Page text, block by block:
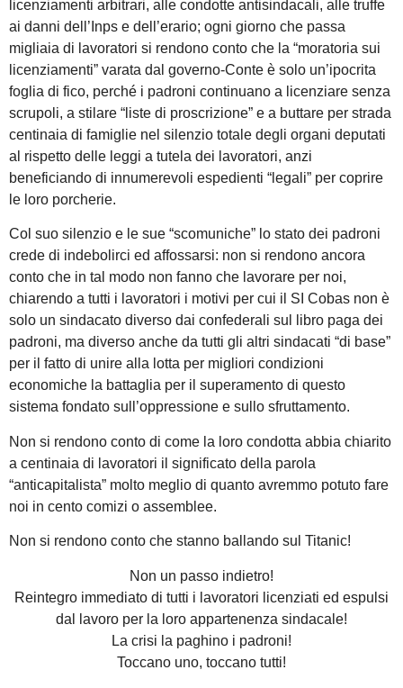
licenziamenti arbitrari, alle condotte antisindacali, alle truffe
ai danni dell’Inps e dell’erario; ogni giorno che passa
migliaia di lavoratori si rendono conto che la “moratoria sui
licenziamenti” varata dal governo-Conte è solo un’ipocrita
foglia di fico, perché i padroni continuano a licenziare senza
scrupoli, a stilare “liste di proscrizione” e a buttare per strada
centinaia di famiglie nel silenzio totale degli organi deputati
al rispetto delle leggi a tutela dei lavoratori, anzi
beneficiando di innumerevoli espedienti “legali” per coprire
le loro porcherie.
Col suo silenzio e le sue “scomuniche” lo stato dei padroni
crede di indebolirci ed affossarsi: non si rendono ancora
conto che in tal modo non fanno che lavorare per noi,
chiarendo a tutti i lavoratori i motivi per cui il SI Cobas non è
solo un sindacato diverso dai confederali sul libro paga dei
padroni, ma diverso anche da tutti gli altri sindacati “di base”
per il fatto di unire alla lotta per migliori condizioni
economiche la battaglia per il superamento di questo
sistema fondato sull’oppressione e sullo sfruttamento.
Non si rendono conto di come la loro condotta abbia chiarito
a centinaia di lavoratori il significato della parola
“anticapitalista” molto meglio di quanto avremmo potuto fare
noi in cento comizi o assemblee.
Non si rendono conto che stanno ballando sul Titanic!
Non un passo indietro!
Reintegro immediato di tutti i lavoratori licenziati ed espulsi
dal lavoro per la loro appartenenza sindacale!
La crisi la paghino i padroni!
Toccano uno, toccano tutti!